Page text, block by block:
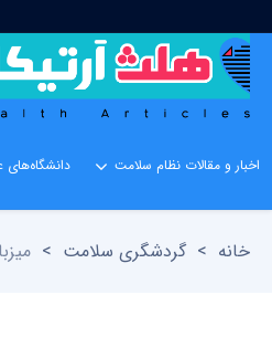
اخبار و مقالات نظام سلامت دانشگاه‌های
خانه > گردشگری سلامت >